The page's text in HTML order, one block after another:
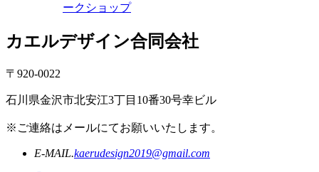
ークショップ
カエルデザイン合同会社
〒920-0022
石川県金沢市北安江3丁目10番30号幸ビル
※ご連絡はメールにてお願いいたします。
E-MAIL.kaerudesign2019@gmail.com